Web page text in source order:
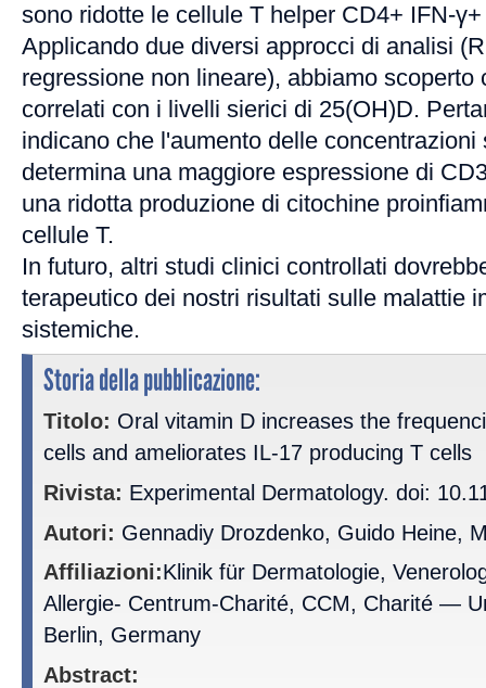
sono ridotte le cellule T helper CD4+ IFN-
Applicando due diversi approcci di analisi
regressione non lineare), abbiamo scoperto
correlati con i livelli sierici di 25(OH)D.
indicano che l'aumento delle
determina una maggiore espressione di
una ridotta produzione di citochine
cellule T.
In futuro, altri studi clinici controllati
terapeutico dei nostri risultati sulle malattie
sistemiche.
Storia della pubblicazione:
Titolo: Oral vitamin D increases the
cells and ameliorates IL-17 producing T cells
Rivista: Experimental Dermatology. doi:
Autori: Gennadiy Drozdenko, Guido Heine,
Affiliazioni:Klinik für Dermatologie,
Allergie- Centrum-Charité, CCM, Charité —
Berlin, Germany
Abstract: